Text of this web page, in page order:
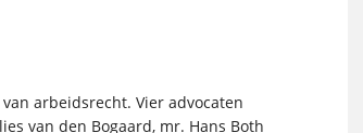
arbeidsrecht. Vier advocaten
van den Bogaard, mr. Hans Both